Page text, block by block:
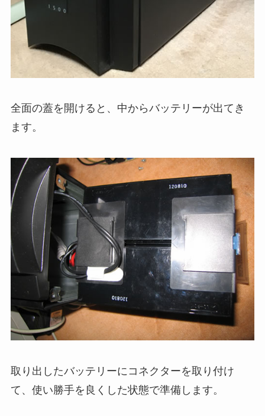
全面の蓋を開けると、中からバッテリーが出てき
ます。
取り出したバッテリーにコネクターを取り付け
て、使い勝手を良くした状態で準備します。